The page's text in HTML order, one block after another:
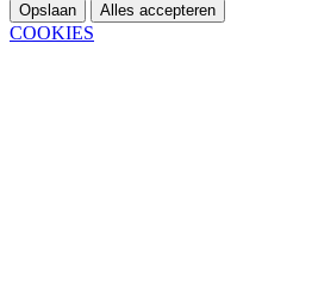
Opslaan Alles accepteren
COOKIES